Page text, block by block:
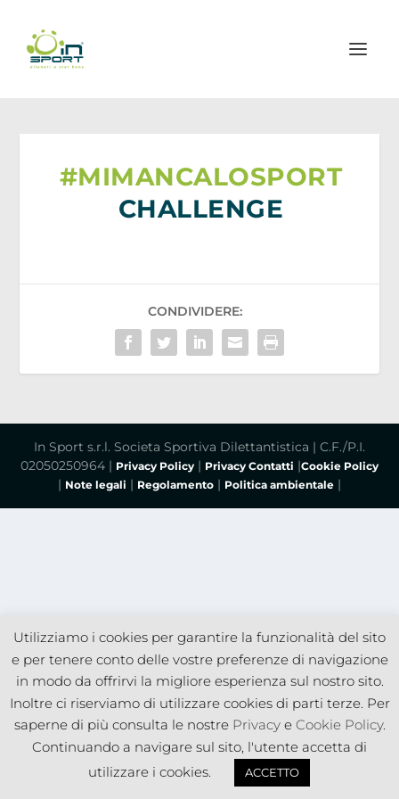
#MIMANCALOSPORT
CHALLENGE
CONDIVIDERE:
In Sport s.r.l. Societa Sportiva Dilettantistica | C.F./P.I.
02050250964 | Privacy Policy | Privacy Contatti |Cookie Policy
| Note legali | Regolamento | Politica ambientale |
Utilizziamo i cookies per garantire la funzionalità del sito
e per tenere conto delle vostre preferenze di navigazione
in modo da offrirvi la migliore esperienza sul nostro sito.
Inoltre ci riserviamo di utilizzare cookies di parti terze. Per
saperne di più consulta le nostre Privacye Cookie Policy.
Continuando a navigare sul sito, l'utente accetta di
utilizzare i cookies.
ACCETTO